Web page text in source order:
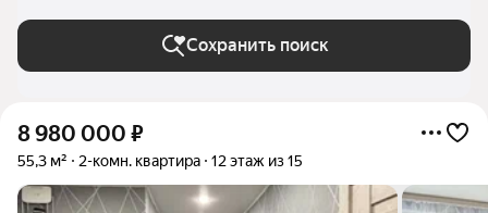
Сохранить поиск
8 980 000 ₽
55,3 м² 2-комн. квартира 12 этаж из 15